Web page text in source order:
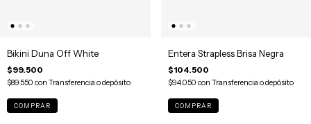
Bikini Duna Off White
$99.500
$89.550 con Transferencia o depósito
COMPRAR
Entera Strapless Brisa Negra
$104.500
$94.050 con Transferencia o depósito
COMPRAR